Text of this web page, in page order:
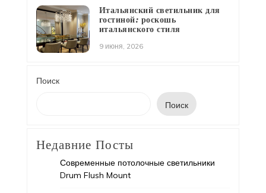
Итальянский светильник для
гостиной: роскошь
итальянского стиля
9 июня, 2026
Поиск
Поиск
Недавние Посты
Современные потолочные светильники
Drum Flush Mount